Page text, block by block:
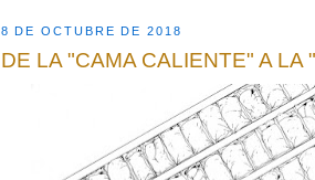
8 DE OCTUBRE DE 2018
DE LA "CAMA CALIENTE" A LA